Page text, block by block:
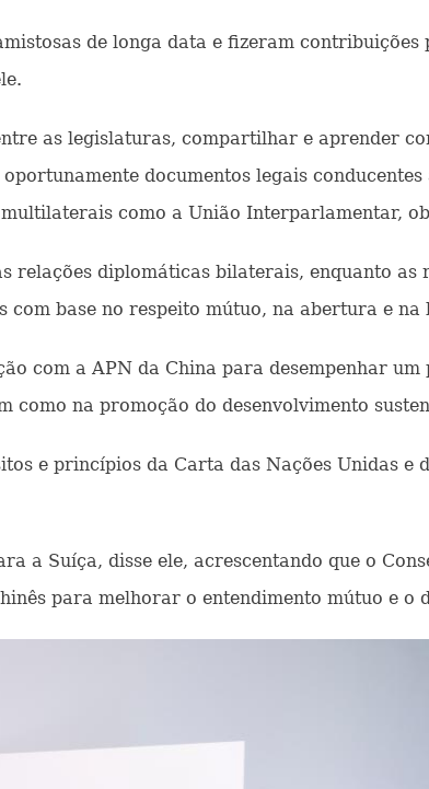
de longa data e fizeram contribuições
as legislaturas, compartilhar e aprender
documentos legais
como a União Interparlamentar,
diplomáticas bilaterais, enquanto as
base no respeito mútuo, na abertura e na
com a APN da China para desempenhar
na promoção do desenvolvimento
e princípios da Carta das Nações Unidas e
a Suíça, disse ele, acrescentando que o
para melhorar o entendimento mútuo e o